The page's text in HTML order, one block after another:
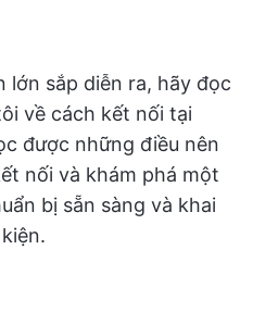
lớn sắp diễn ra, hãy đọc
về cách kết nối tại
được những điều nên
nối và khám phá một
bị sẵn sàng và khai